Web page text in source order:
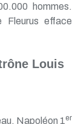
hommes.
Fleurus efface
Louis
Napoléon 1er